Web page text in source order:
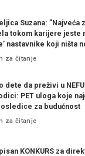
Suzana: ”Najveća
tokom karijere jeste
nastavnike koji ništa
za čitanje
dete da preživi u
PET uloga koje
za budućnost
za čitanje
KONKURS za